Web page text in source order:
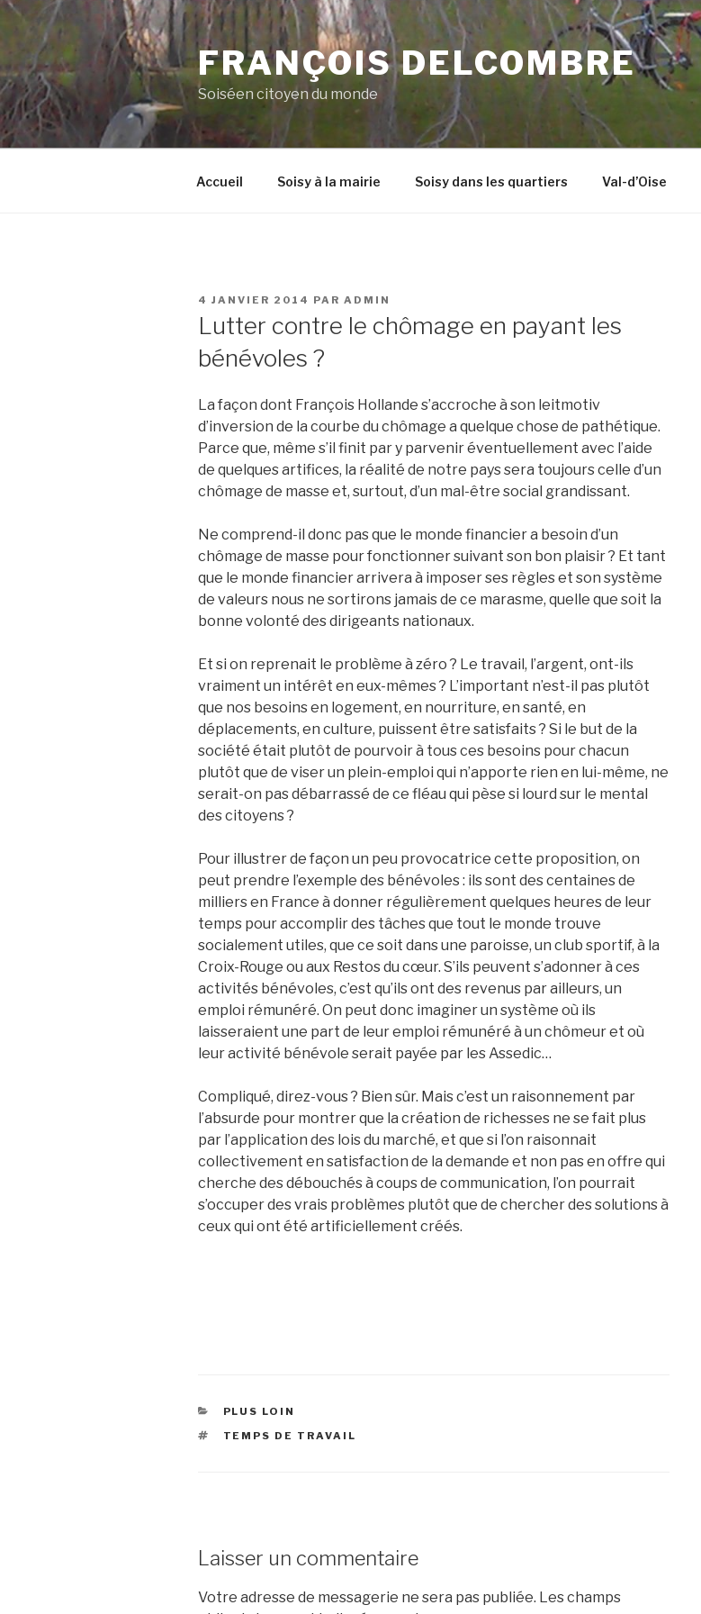
Aller
contenu
principal
FRANÇOIS DELCOMBRE
Soiséen citoyen du monde
Accueil Soisy à la mairie Soisy dans les quartiers Val-d’Oise
PUBLIÉ
LE
4 JANVIER 2014 PAR ADMIN
Lutter contre le chômage en payant les
bénévoles ?
La façon dont François Hollande s’accroche à son leitmotiv
d’inversion de la courbe du chômage a quelque chose de pathétique.
Parce que, même s’il finit par y parvenir éventuellement avec l’aide
de quelques artifices, la réalité de notre pays sera toujours celle d’un
chômage de masse et, surtout, d’un mal-être social grandissant.
Ne comprend-il donc pas que le monde financier a besoin d’un
chômage de masse pour fonctionner suivant son bon plaisir ? Et tant
que le monde financier arrivera à imposer ses règles et son système
de valeurs nous ne sortirons jamais de ce marasme, quelle que soit la
bonne volonté des dirigeants nationaux.
Et si on reprenait le problème à zéro ? Le travail, l’argent, ont-ils
vraiment un intérêt en eux-mêmes ? L’important n’est-il pas plutôt
que nos besoins en logement, en nourriture, en santé, en
déplacements, en culture, puissent être satisfaits ? Si le but de la
société était plutôt de pourvoir à tous ces besoins pour chacun
plutôt que de viser un plein-emploi qui n’apporte rien en lui-même, ne
serait-on pas débarrassé de ce fléau qui pèse si lourd sur le mental
des citoyens ?
Pour illustrer de façon un peu provocatrice cette proposition, on
peut prendre l’exemple des bénévoles : ils sont des centaines de
milliers en France à donner régulièrement quelques heures de leur
temps pour accomplir des tâches que tout le monde trouve
socialement utiles, que ce soit dans une paroisse, un club sportif, à la
Croix-Rouge ou aux Restos du cœur. S’ils peuvent s’adonner à ces
activités bénévoles, c’est qu’ils ont des revenus par ailleurs, un
emploi rémunéré. On peut donc imaginer un système où ils
laisseraient une part de leur emploi rémunéré à un chômeur et où
leur activité bénévole serait payée par les Assedic…
Compliqué, direz-vous ? Bien sûr. Mais c’est un raisonnement par
l’absurde pour montrer que la création de richesses ne se fait plus
par l’application des lois du marché, et que si l’on raisonnait
collectivement en satisfaction de la demande et non pas en offre qui
cherche des débouchés à coups de communication, l’on pourrait
s’occuper des vrais problèmes plutôt que de chercher des solutions à
ceux qui ont été artificiellement créés.
CATÉGORIES
PLUS LOIN
ÉTIQUETTES
TEMPS DE TRAVAIL
Laisser un commentaire
Votre adresse de messagerie ne sera pas publiée. Les champs